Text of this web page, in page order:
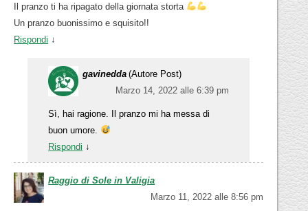
Il pranzo ti ha ripagato della giornata storta
Un pranzo buonissimo e squisito!!
Rispondi ↓
gavinedda (Autore Post)
Marzo 14, 2022 alle 6:39 pm
Sì, hai ragione. Il pranzo mi ha messa di
buon umore.
Rispondi ↓
Raggio di Sole in Valigia
Marzo 11, 2022 alle 8:56 pm